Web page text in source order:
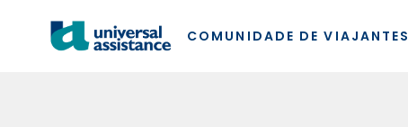
COMUNIDADE DE VIAJANTES